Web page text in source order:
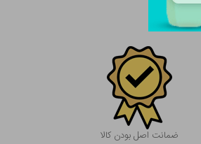
ضمانت اصل بودن کالا